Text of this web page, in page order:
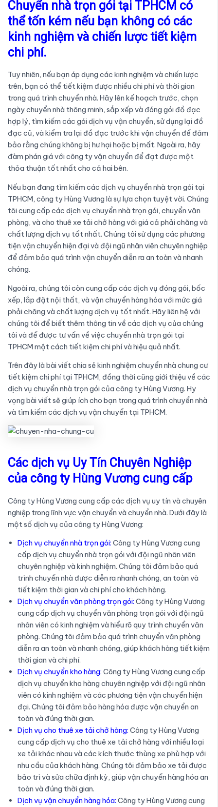
Chuyển nhà trọn gói tại TPHCM có
thể tốn kém nếu bạn không có các
kinh nghiệm và chiến lược tiết kiệm
chi phí.
Tuy nhiên, nếu bạn áp dụng các kinh nghiệm và chiến lược
trên, bạn có thể tiết kiệm được nhiều chi phí và thời gian
trong quá trình chuyển nhà. Hãy lên kế hoạch trước, chọn
ngày chuyển nhà thông minh, sắp xếp và đóng gói đồ đạc
hợp lý, tìm kiếm các gói dịch vụ vận chuyển, sử dụng lại đồ
đạc cũ, và kiểm tra lại đồ đạc trước khi vận chuyển để đảm
bảo rằng chúng không bị hư hại hoặc bị mất. Ngoài ra, hãy
đàm phán giá với công ty vận chuyển để đạt được một
thỏa thuận tốt nhất cho cả hai bên.
Nếu bạn đang tìm kiếm các dịch vụ chuyển nhà trọn gói tại
TPHCM, công ty Hùng Vương là sự lựa chọn tuyệt vời. Chúng
tôi cung cấp các dịch vụ chuyển nhà trọn gói, chuyển văn
phòng, và cho thuê xe tải chở hàng với giá cả phải chăng và
chất lượng dịch vụ tốt nhất. Chúng tôi sử dụng các phương
tiện vận chuyển hiện đại và đội ngũ nhân viên chuyên nghiệp
để đảm bảo quá trình vận chuyển diễn ra an toàn và nhanh
chóng.
Ngoài ra, chúng tôi còn cung cấp các dịch vụ đóng gói, bốc
xếp, lắp đặt nội thất, và vận chuyển hàng hóa với mức giá
phải chăng và chất lượng dịch vụ tốt nhất. Hãy liên hệ với
chúng tôi để biết thêm thông tin về các dịch vụ của chúng
tôi và để được tư vấn về việc chuyển nhà trọn gói tại
TPHCM một cách tiết kiệm chi phí và hiệu quả nhất.
Trên đây là bài viết chia sẻ kinh nghiệm chuyển nhà chung cư
tiết kiệm chi phí tại TPHCM, đồng thời cũng giới thiệu về các
dịch vụ chuyển nhà trọn gói của công ty Hùng Vương. Hy
vọng bài viết sẽ giúp ích cho bạn trong quá trình chuyển nhà
và tìm kiếm các dịch vụ vận chuyển tại TPHCM.
Các dịch vụ Uy Tín Chuyên Nghiệp
của công ty Hùng Vương cung cấp
Công ty Hùng Vương cung cấp các dịch vụ uy tín và chuyên
nghiệp trong lĩnh vực vận chuyển và chuyển nhà. Dưới đây là
một số dịch vụ của công ty Hùng Vương:
Dịch vụ chuyển nhà trọn gói: Công ty Hùng Vương cung
cấp dịch vụ chuyển nhà trọn gói với đội ngũ nhân viên
chuyên nghiệp và kinh nghiệm. Chúng tôi đảm bảo quá
trình chuyển nhà được diễn ra nhanh chóng, an toàn và
tiết kiệm thời gian và chi phí cho khách hàng.
Dịch vụ chuyển văn phòng trọn gói: Công ty Hùng Vương
cung cấp dịch vụ chuyển văn phòng trọn gói với đội ngũ
nhân viên có kinh nghiệm và hiểu rõ quy trình chuyển văn
phòng. Chúng tôi đảm bảo quá trình chuyển văn phòng
diễn ra an toàn và nhanh chóng, giúp khách hàng tiết kiệm
thời gian và chi phí.
Dịch vụ chuyển kho hàng: Công ty Hùng Vương cung cấp
dịch vụ chuyển kho hàng chuyên nghiệp với đội ngũ nhân
viên có kinh nghiệm và các phương tiện vận chuyển hiện
đại. Chúng tôi đảm bảo hàng hóa được vận chuyển an
toàn và đúng thời gian.
Dịch vụ cho thuê xe tải chở hàng: Công ty Hùng Vương
cung cấp dịch vụ cho thuê xe tải chở hàng với nhiều loại
xe tải khác nhau và các kích thước thùng xe phù hợp với
nhu cầu của khách hàng. Chúng tôi đảm bảo xe tải được
bảo trì và sửa chữa định kỳ, giúp vận chuyển hàng hóa an
toàn và đúng thời gian.
Dịch vụ vận chuyển hàng hóa: Công ty Hùng Vương cung